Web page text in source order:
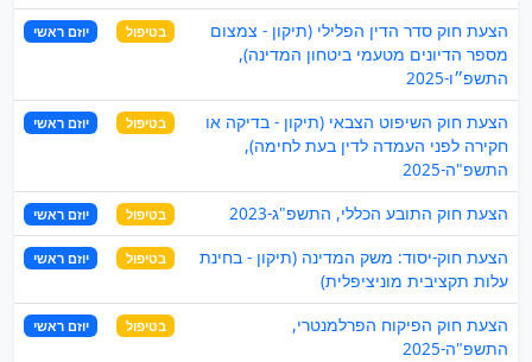
הצעת חוק סדר הדין הפלילי (תיקון - צמצום
מספר הדיונים מטעמי ביטחון המדינה),
התשפ״ו-2025
בטיפול יוזם ראשי
הצעת חוק השיפוט הצבאי (תיקון - בדיקה או
חקירה לפני העמדה לדין בעת לחימה),
התשפ"ה-2025
בטיפול יוזם ראשי
הצעת חוק התובע הכללי, התשפ"ג-2023 בטיפול יוזם ראשי
הצעת חוק-יסוד: משק המדינה (תיקון - בחינת
עלות תקציבית מוניציפלית)
בטיפול יוזם ראשי
הצעת חוק הפיקוח הפרלמנטרי,
התשפ"ה-2025
בטיפול יוזם ראשי